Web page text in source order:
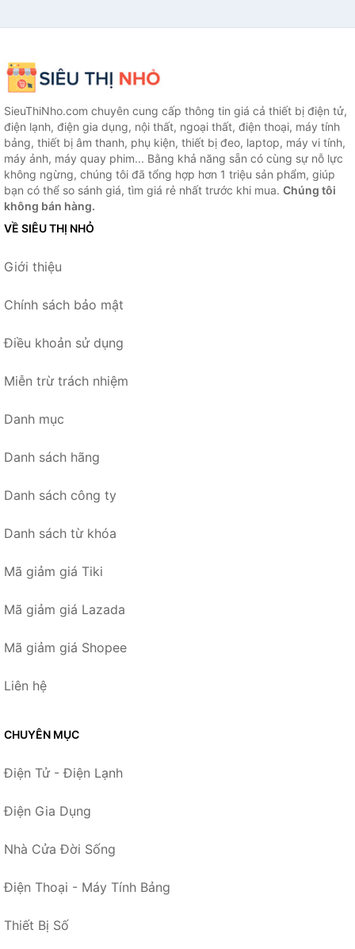
SieuThiNho.com chuyên cung cấp thông tin giá cả thiết bị điện tử,
điện lạnh, điện gia dụng, nội thất, ngoại thất, điện thoại, máy tính
bảng, thiết bị âm thanh, phụ kiện, thiết bị đeo, laptop, máy vi tính,
máy ảnh, máy quay phim... Bằng khả năng sẵn có cùng sự nỗ lực
không ngừng, chúng tôi đã tổng hợp hơn 1 triệu sản phẩm, giúp
bạn có thể so sánh giá, tìm giá rẻ nhất trước khi mua. Chúng tôi
không bán hàng.
VỀ SIÊU THỊ NHỎ
Giới thiệu
Chính sách bảo mật
Điều khoản sử dụng
Miễn trừ trách nhiệm
Danh mục
Danh sách hãng
Danh sách công ty
Danh sách từ khóa
Mã giảm giá Tiki
Mã giảm giá Lazada
Mã giảm giá Shopee
Liên hệ
CHUYÊN MỤC
Điện Tử - Điện Lạnh
Điện Gia Dụng
Nhà Cửa Đời Sống
Điện Thoại - Máy Tính Bảng
Thiết Bị Số